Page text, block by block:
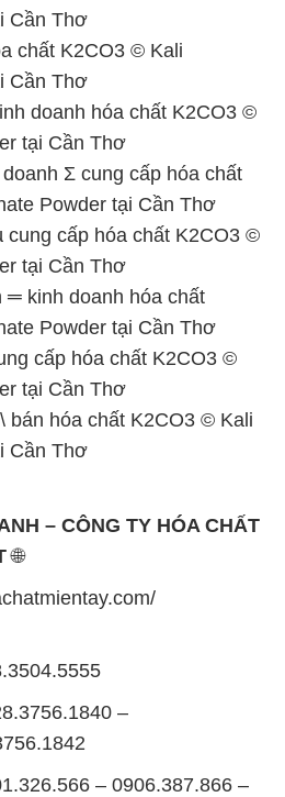
Cần Thơ
chất K2CO3 © Kali
Cần Thơ
doanh hóa chất K2CO3 ©
tại Cần Thơ
Σ cung cấp hóa chất
Powder tại Cần Thơ
cung cấp hóa chất K2CO3 ©
tại Cần Thơ
═ kinh doanh hóa chất
Powder tại Cần Thơ
cấp hóa chất K2CO3 ©
tại Cần Thơ
hóa chất K2CO3 © Kali
Cần Thơ
– CÔNG TY HÓA CHẤT
🌐
–
– 0906.387.866 –